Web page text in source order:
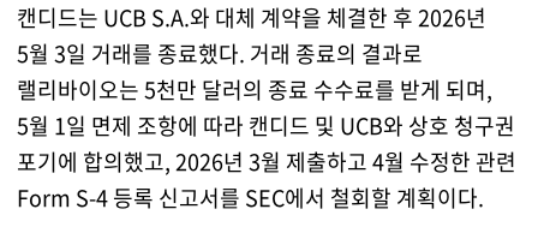
캔디드는 UCB S.A.와 대체 계약을 체결한 후 2026년
5월 3일 거래를 종료했다. 거래 종료의 결과로
랠리바이오는 5천만 달러의 종료 수수료를 받게 되며,
5월 1일 면제 조항에 따라 캔디드 및 UCB와 상호 청구권
포기에 합의했고, 2026년 3월 제출하고 4월 수정한 관련
Form S-4 등록 신고서를 SEC에서 철회할 계획이다.